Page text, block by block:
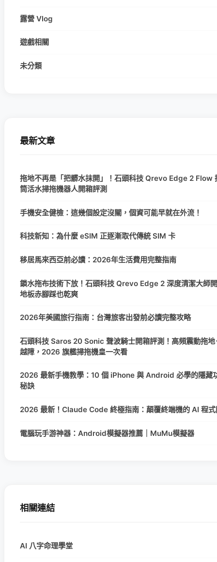
露營 Vlog
遊戲相關
未分類
最新文章
拖地不再是「把髒水抹開」！石頭科技 Qrevo Edge 2 Flow
筒活水掃拖機器人開箱評測
手機安全健檢：這幾個設定沒關，個資可能早就在外流！
科技新知：為什麼 eSIM 正逐漸取代傳統 SIM 卡
移居馬來西亞前必讀：2026年生活費用完整指南
鎖水拖布技術下放！石頭科技 Qrevo Edge 2 深度清潔大師
地板赤腳踩也乾爽
2026年美國旅行指南：台灣旅客出發前必讀完整攻略
石頭科技 Saros 20 Sonic 聲波騎士開箱評測！高頻震動拖
越障，2026 旗艦掃拖機皇一次看
2026 最新手機教學：10 個 iPhone 與 Android 必學的隱藏
秘訣
2026 最新！Claude Code 終極指南：顛覆終端機的 AI 程式
電腦玩手游神器：Android模擬器推薦｜MuMu模擬器
相關連結
AI 八字命理學堂